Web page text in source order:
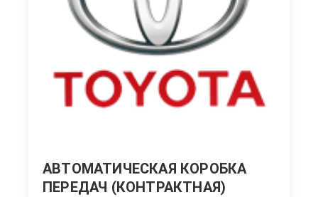
АВТОМАТИЧЕСКАЯ КОРОБКА
ПЕРЕДАЧ (КОНТРАКТНАЯ)